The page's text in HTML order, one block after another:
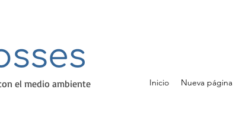
el medio ambiente Inicio Nueva página